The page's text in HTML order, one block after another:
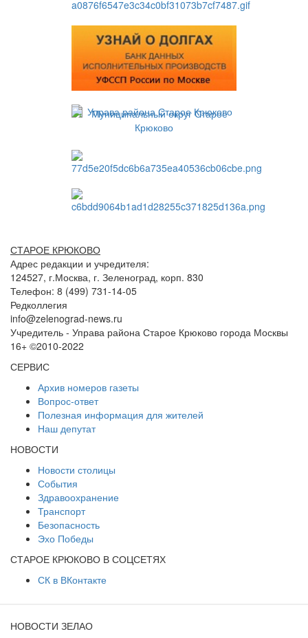
СТАРОЕ КРЮКОВО
Адрес редакции и учредителя:
124527, г.Москва, г. Зеленоград, корп. 830
Телефон: 8 (499) 731-14-05
Редколлегия
info@zelenograd-news.ru
Учредитель - Управа района Старое Крюково города Москвы
16+ ©2010-2022
СЕРВИС
Архив номеров газеты
Вопрос-ответ
Полезная информация для жителей
Наш депутат
НОВОСТИ
Новости столицы
События
Здравоохранение
Транспорт
Безопасность
Эхо Победы
СТАРОЕ КРЮКОВО В СОЦСЕТЯХ
СК в ВКонтакте
НОВОСТИ ЗЕЛАО